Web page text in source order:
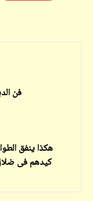
Pinterest
فن
هكذا ينفق
كيدهم فى